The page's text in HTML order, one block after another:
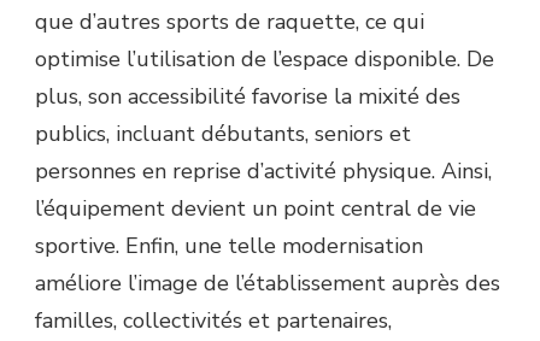
que d’autres sports de raquette, ce qui
optimise l’utilisation de l’espace disponible. De
plus, son accessibilité favorise la mixité des
publics, incluant débutants, seniors et
personnes en reprise d’activité physique. Ainsi,
l’équipement devient un point central de vie
sportive. Enfin, une telle modernisation
améliore l’image de l’établissement auprès des
familles, collectivités et partenaires,